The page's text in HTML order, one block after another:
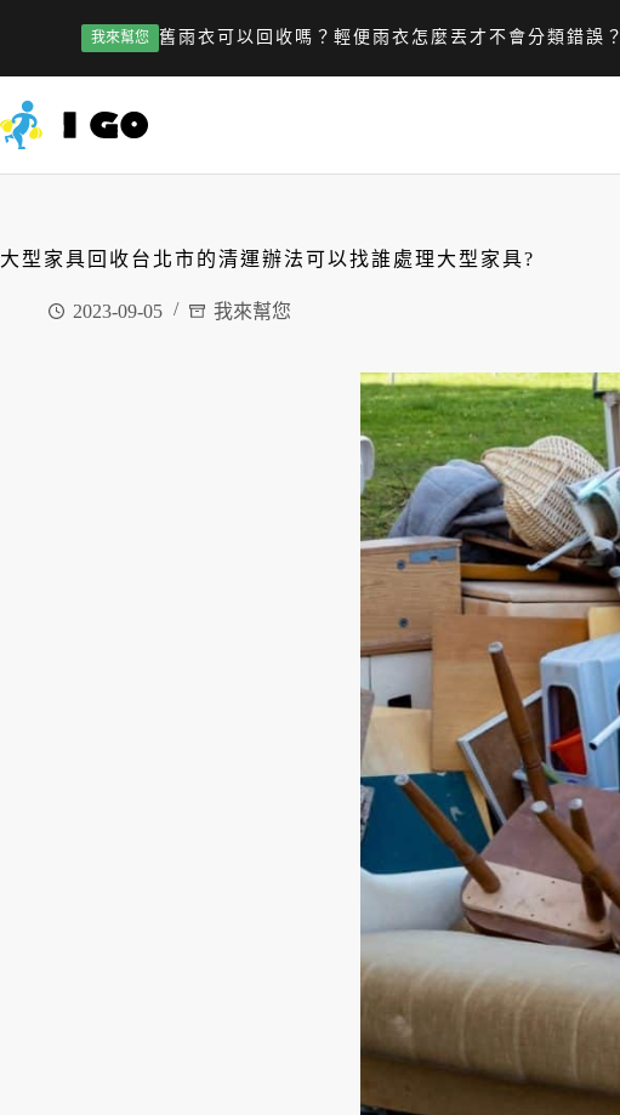
我來幫您 舊雨衣可以回收嗎？輕便雨衣怎麼丟才不會分類錯誤？
大型家具回收台北市的清運辦法可以找誰處理大型家具?
2023-09-05 我來幫您